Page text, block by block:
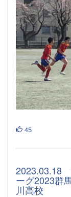
45
2023.03.18
ーグ2023
川高校